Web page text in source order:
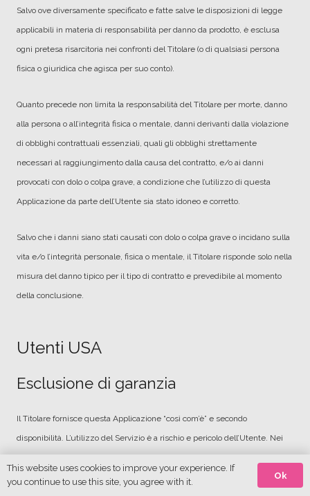
Salvo ove diversamente specificato e fatte salve le disposizioni di legge
applicabili in materia di responsabilità per danno da prodotto, è esclusa
ogni pretesa risarcitoria nei confronti del Titolare (o di qualsiasi persona
fisica o giuridica che agisca per suo conto).
Quanto precede non limita la responsabilità del Titolare per morte, danno
alla persona o all’integrità fisica o mentale, danni derivanti dalla violazione
di obblighi contrattuali essenziali, quali gli obblighi strettamente
necessari al raggiungimento dalla causa del contratto, e/o ai danni
provocati con dolo o colpa grave, a condizione che l’utilizzo di questa
Applicazione da parte dell’Utente sia stato idoneo e corretto.
Salvo che i danni siano stati causati con dolo o colpa grave o incidano sulla
vita e/o l’integrità personale, fisica o mentale, il Titolare risponde solo nella
misura del danno tipico per il tipo di contratto e prevedibile al momento
della conclusione.
Utenti USA
Esclusione di garanzia
Il Titolare fornisce questa Applicazione “così com’è” e secondo
disponibilità. L’utilizzo del Servizio è a rischio e pericolo dell’Utente. Nei
limiti massimi consentiti dalla legge, il Titolare esclude espressamente le
condizioni, pattuizioni e garanzie di qualsiasi tipo – siano esse espresse,
This website uses cookies to improve your experience. If
you continue to use this site, you agree with it.
Ok